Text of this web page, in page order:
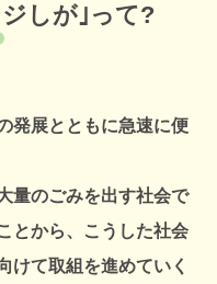
しが｣って?
発展とともに急速に便
量のごみを出す社会で
とから、こうした社会
けて取組を進めていく